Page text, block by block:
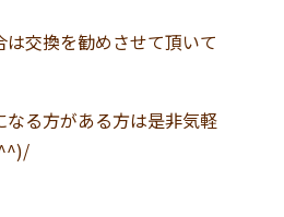
交換を勧めさせて頂いて
る方がある方は是非気軽